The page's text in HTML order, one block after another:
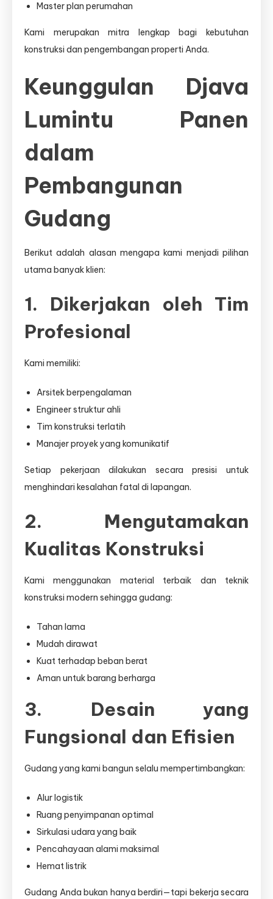
Master plan perumahan
Kami merupakan mitra lengkap bagi kebutuhan
konstruksi dan pengembangan properti Anda.
Keunggulan Djava
Lumintu Panen
dalam
Pembangunan
Gudang
Berikut adalah alasan mengapa kami menjadi pilihan
utama banyak klien:
1. Dikerjakan oleh Tim
Profesional
Kami memiliki:
Arsitek berpengalaman
Engineer struktur ahli
Tim konstruksi terlatih
Manajer proyek yang komunikatif
Setiap pekerjaan dilakukan secara presisi untuk
menghindari kesalahan fatal di lapangan.
2. Mengutamakan
Kualitas Konstruksi
Kami menggunakan material terbaik dan teknik
konstruksi modern sehingga gudang:
Tahan lama
Mudah dirawat
Kuat terhadap beban berat
Aman untuk barang berharga
3. Desain yang
Fungsional dan Efisien
Gudang yang kami bangun selalu mempertimbangkan:
Alur logistik
Ruang penyimpanan optimal
Sirkulasi udara yang baik
Pencahayaan alami maksimal
Hemat listrik
Gudang Anda bukan hanya berdiri—tapi bekerja secara